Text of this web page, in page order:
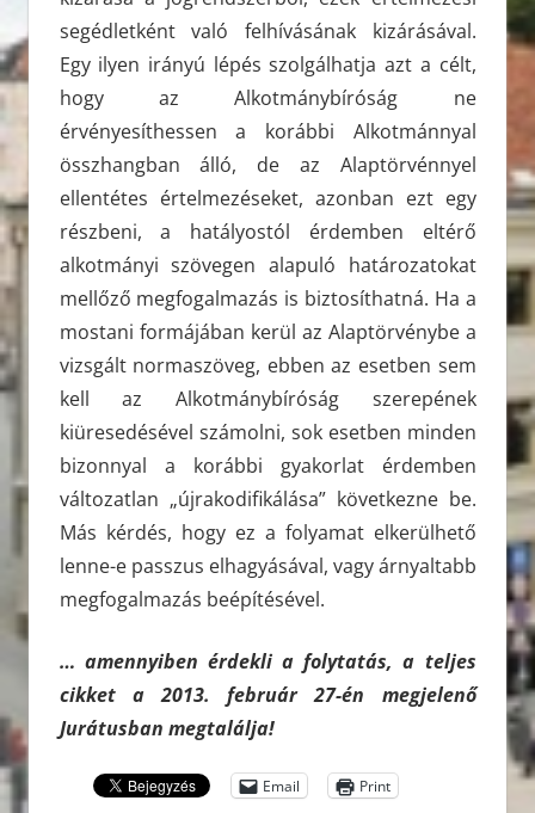
segédletként való felhívásának kizárásával.
Egy ilyen irányú lépés szolgálhatja azt a célt,
hogy az Alkotmánybíróság ne
érvényesíthessen a korábbi Alkotmánnyal
összhangban álló, de az Alaptörvénnyel
ellentétes értelmezéseket, azonban ezt egy
részbeni, a hatályostól érdemben eltérő
alkotmányi szövegen alapuló határozatokat
mellőző megfogalmazás is biztosíthatná. Ha a
mostani formájában kerül az Alaptörvénybe a
vizsgált normaszöveg, ebben az esetben sem
kell az Alkotmánybíróság szerepének
kiüresedésével számolni, sok esetben minden
bizonnyal a korábbi gyakorlat érdemben
változatlan „újrakodifikálása” következne be.
Más kérdés, hogy ez a folyamat elkerülhető
lenne-e passzus elhagyásával, vagy árnyaltabb
megfogalmazás beépítésével.
… amennyiben érdekli a folytatás, a teljes
cikket a 2013. február 27-én megjelenő
Jurátusban megtalálja!
Email Print